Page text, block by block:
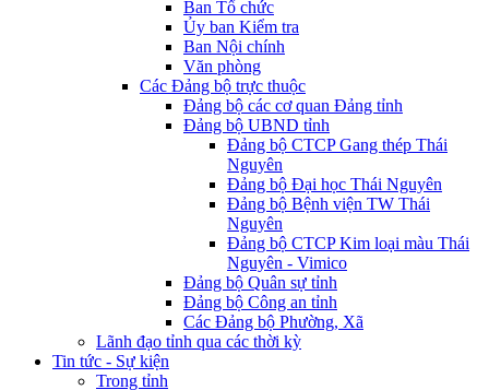
Ban Tổ chức
Ủy ban Kiểm tra
Ban Nội chính
Văn phòng
Các Đảng bộ trực thuộc
Đảng bộ các cơ quan Đảng tỉnh
Đảng bộ UBND tỉnh
Đảng bộ CTCP Gang thép Thái
Nguyên
Đảng bộ Đại học Thái Nguyên
Đảng bộ Bệnh viện TW Thái
Nguyên
Đảng bộ CTCP Kim loại màu Thái
Nguyên - Vimico
Đảng bộ Quân sự tỉnh
Đảng bộ Công an tỉnh
Các Đảng bộ Phường, Xã
Lãnh đạo tỉnh qua các thời kỳ
Tin tức - Sự kiện
Trong tỉnh